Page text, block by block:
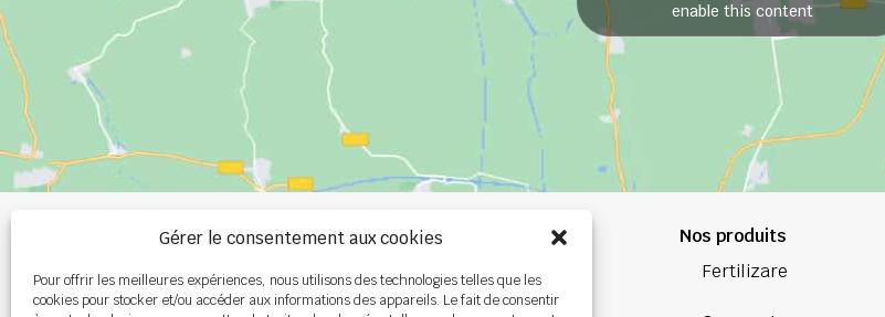
Gérer le consentement aux cookies
Pour offrir les meilleures expériences, nous utilisons des technologies telles que les
cookies pour stocker et/ou accéder aux informations des appareils. Le fait de consentir
enable this content
+33 (0)2 99 00 84 84
info@burel-group.com
Nos produits
Fertilizare